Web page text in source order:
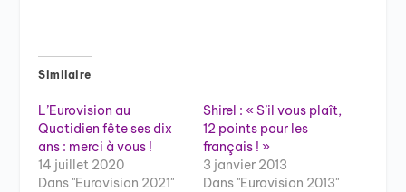
Similaire
L’Eurovision au
Quotidien fête ses dix
ans : merci à vous !
14 juillet 2020
Dans "Eurovision 2021"
Shirel : « S’il vous plaît,
12 points pour les
français ! »
3 janvier 2013
Dans "Eurovision 2013"